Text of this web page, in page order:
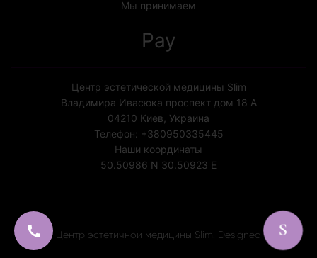
Мы принимаем
Pay
Центр эстетической медицины Slim
Владимира Ивасюка проспект дом 18 А
04210 Киев, Украина
Телефон: +380950335445
Наши координаты
50.50986 N 30.50923 E

© 2026 Центр эстетичной медицины Slim. Designed by Slim
S